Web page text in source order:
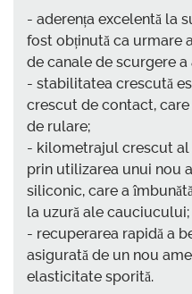
- aderența excelentă la
fost obținută ca urmare
de canale de scurgere a
- stabilitatea crescută
crescut de contact,
de rulare;
- kilometrajul crescut
prin utilizarea unui nou
siliconic, care a
la uzură ale cauciucului;
- recuperarea rapidă a
asigurată de un nou
elasticitate sporită.